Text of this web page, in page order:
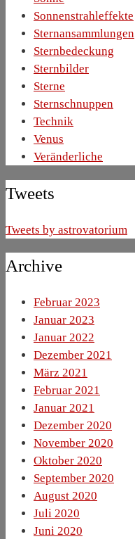
Sonnenstrahleffekte
Sternansammlungen
Sternbedeckung
Sternbilder
Sterne
Sternschnuppen
Technik
Venus
Veränderliche
Tweets
Tweets by astrovatorium
Archive
Februar 2023
Januar 2023
Januar 2022
Dezember 2021
März 2021
Februar 2021
Januar 2021
Dezember 2020
November 2020
Oktober 2020
September 2020
August 2020
Juli 2020
Juni 2020